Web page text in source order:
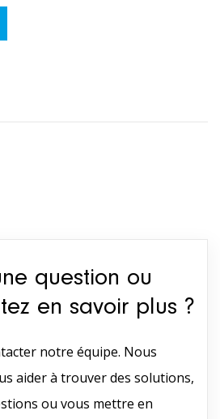
question ou
en savoir plus ?
notre équipe. Nous
aider à trouver des solutions,
ou vous mettre en